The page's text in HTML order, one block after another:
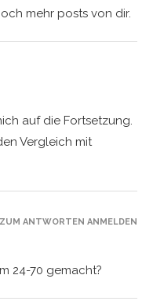
mehr posts von dir.
auf die Fortsetzung.
Vergleich mit
24-70 gemacht?
ZUM ANTWORTEN ANMELDEN